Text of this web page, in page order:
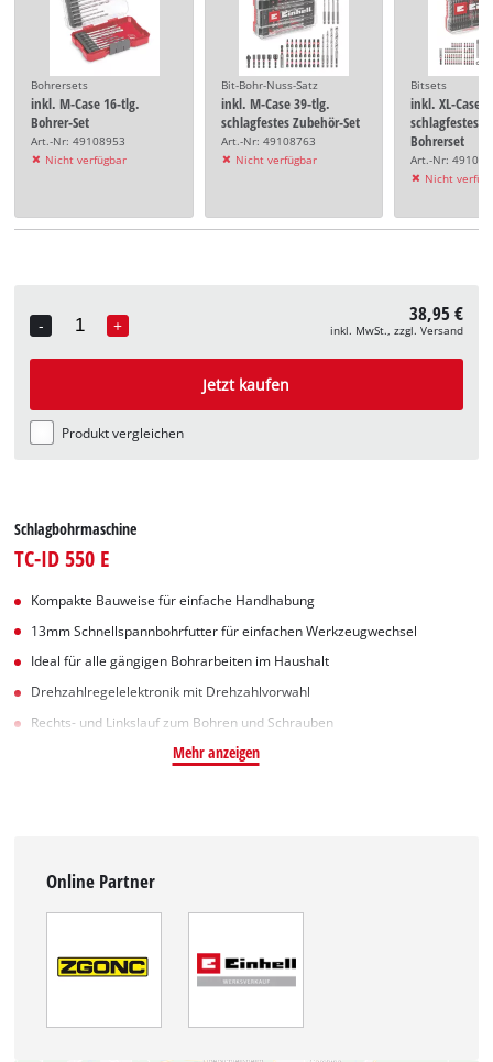
Bohrersets
inkl. M-Case 16-tlg.
Bohrer-Set
Art.-Nr: 49108953
Nicht verfügbar
Bit-Bohr-Nuss-Satz
inkl. M-Case 39-tlg.
schlagfestes Zubehör-Set
Art.-Nr: 49108763
Nicht verfügbar
Bitsets
inkl. XL-Case
schlagfestes
Bohrerset
Art.-Nr:
Nicht
-
Quantity
+ 38,95 €
inkl. MwSt., zzgl. Versand
Jetzt kaufen
Produkt vergleichen
Schlagbohrmaschine
TC-ID 550 E
Kompakte Bauweise für einfache Handhabung
13mm Schnellspannbohrfutter für einfachen Werkzeugwechsel
Ideal für alle gängigen Bohrarbeiten im Haushalt
Drehzahlregelelektronik mit Drehzahlvorwahl
Rechts- und Linkslauf zum Bohren und Schrauben
Mehr anzeigen
Online Partner